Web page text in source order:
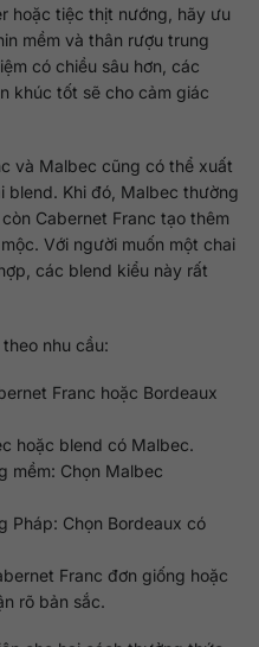
hoặc tiệc thịt nướng, hãy ưu
mềm và thân rượu trung
có chiều sâu hơn, các
khúc tốt sẽ cho cảm giác
và Malbec cũng có thể xuất
blend. Khi đó, Malbec thường
Cabernet Franc tạo thêm
Với người muốn một chai
các blend kiểu này rất
theo nhu cầu:
Franc hoặc Bordeaux
hoặc blend có Malbec.
mềm: Chọn Malbec
Pháp: Chọn Bordeaux có
Franc đơn giống hoặc
rõ bản sắc.